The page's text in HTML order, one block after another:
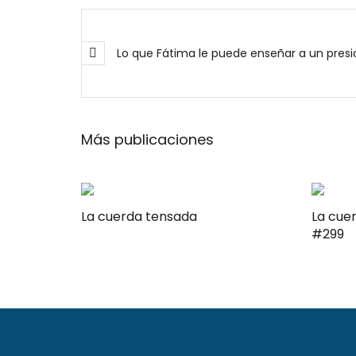
Lo que Fátima le puede enseñar a un
Más publicaciones
La cuerda tensada
La cuerda
#299